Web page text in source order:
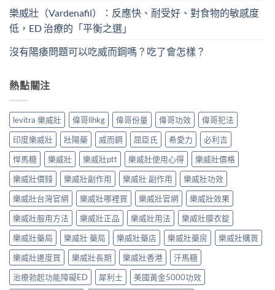
樂威壯（Vardenafil）：反應快、耐受好、對食物的敏感度
低，ED 治療的「平衡之選」
沒有陽痿問題可以吃威而鋼嗎？吃了會怎樣？
熱點關注
levitra 樂威壯 偉哥lihkg 偉哥份量 偉哥功效
偉哥犯法
印度樂威壯
壯陽藥 威而鋼 屈臣氏 希愛力
必利吉
悍馬糖
樂威壯 樂威壯ptt 樂威壯使用心得
樂威壯價格
樂威壯價錢
樂威壯副作用 樂威壯 副作用
樂威壯功效
樂威壯台灣官網
樂威壯哪裡買 樂威壯官網
樂威壯效果
樂威壯服用方法
樂威壯正品 樂威壯用法
樂威壯膜衣錠
樂威壯藥局
樂威壯 藥局 樂威壯藥店 樂威壯藥房
樂威壯購買
樂威壯邊度買
樂威壯長期 樂威壯香港
汗馬糖
治療勃起功能障礙ED
犀利士 美國黃金5000功效